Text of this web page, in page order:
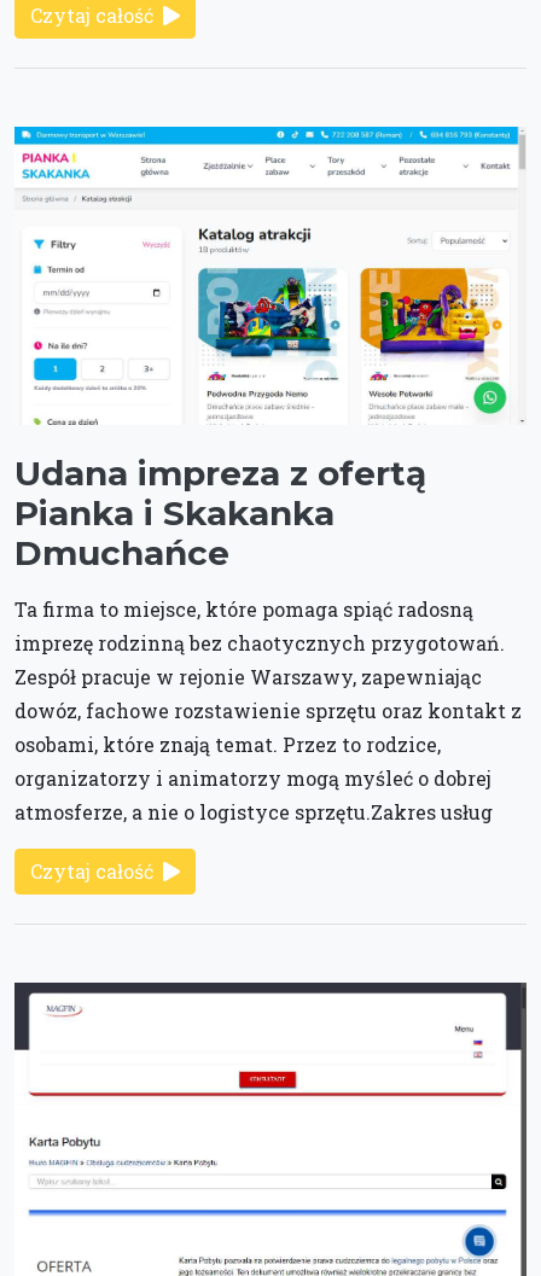
Czytaj całość
Udana impreza z ofertą
Pianka i Skakanka
Dmuchańce
Ta firma to miejsce, które pomaga spiąć radosną
imprezę rodzinną bez chaotycznych przygotowań.
Zespół pracuje w rejonie Warszawy, zapewniając
dowóz, fachowe rozstawienie sprzętu oraz kontakt z
osobami, które znają temat. Przez to rodzice,
organizatorzy i animatorzy mogą myśleć o dobrej
atmosferze, a nie o logistyce sprzętu.Zakres usług
Czytaj całość